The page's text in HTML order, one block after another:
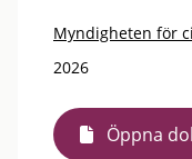
Myndigheten för
2026
Öppna